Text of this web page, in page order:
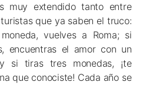
muy extendido tanto entre
que ya saben el truco:
vuelves a Roma; si
encuentras el amor con un
si tiras tres monedas, ¡te
que conociste! Cada año se